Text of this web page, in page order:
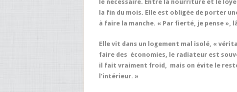
le nécessaire. Entre la nourriture et le
la fin du mois. Elle est obligée de porter
à faire la manche. « Par fierté, je pense »,
Elle vit dans un logement mal isolé, «
faire des économies, le radiateur est
il fait vraiment froid, mais on évite le
l’intérieur. »